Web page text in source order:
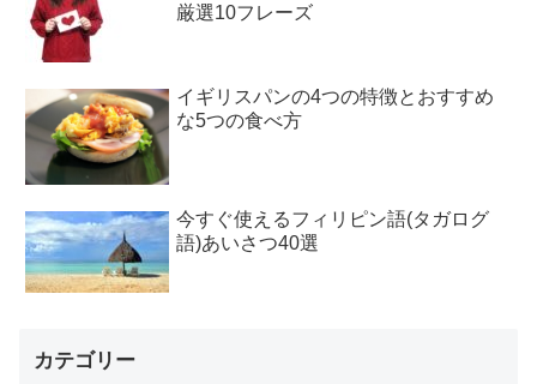
厳選10フレーズ
イギリスパンの4つの特徴とおすすめ
な5つの食べ方
今すぐ使えるフィリピン語(タガログ
語)あいさつ40選
カテゴリー